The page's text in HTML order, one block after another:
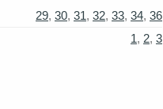
29, 30, 31, 32, 33, 34, 36
1, 2, 3